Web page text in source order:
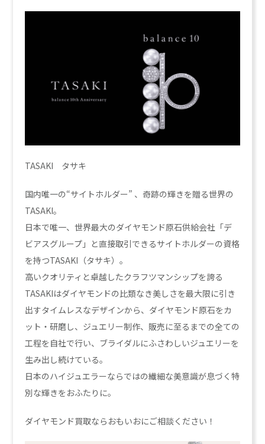
TASAKI タサキ
国内唯一の“サイトホルダー” 、奇跡の輝きを贈る世界の
TASAKI。
日本で唯一、世界最大のダイヤモンド原石供給会社「デ
ビアスグループ」と直接取引できるサイトホルダーの資格
を持つTASAKI（タサキ）。
高いクオリティと卓越したクラフツマンシップを誇る
TASAKIはダイヤモンドの比類なき美しさを最大限に引き
出すタイムレスなデザインから、ダイヤモンド原石をカ
ット・研磨し、ジュエリー制作、販売に至るまでの全ての
工程を自社で行い、ブライダルにふさわしいジュエリーを
生み出し続けている。
日本のハイジュエラーならではの繊細な美意識が息づく特
別な輝きをおふたりに。
ダイヤモンド買取ならおもいおにご相談ください！